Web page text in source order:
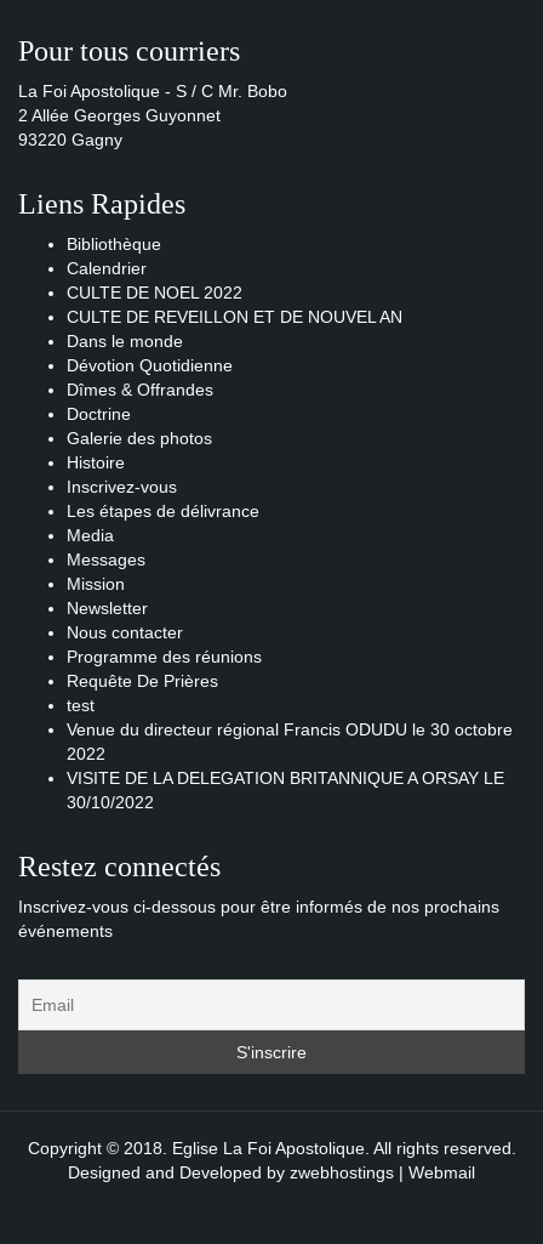
Pour tous courriers
La Foi Apostolique - S / C Mr. Bobo
2 Allée Georges Guyonnet
93220 Gagny
Liens Rapides
Bibliothèque
Calendrier
CULTE DE NOEL 2022
CULTE DE REVEILLON ET DE NOUVEL AN
Dans le monde
Dévotion Quotidienne
Dîmes & Offrandes
Doctrine
Galerie des photos
Histoire
Inscrivez-vous
Les étapes de délivrance
Media
Messages
Mission
Newsletter
Nous contacter
Programme des réunions
Requête De Prières
test
Venue du directeur régional Francis ODUDU le 30 octobre
2022
VISITE DE LA DELEGATION BRITANNIQUE A ORSAY LE
30/10/2022
Restez connectés
Inscrivez-vous ci-dessous pour être informés de nos prochains
événements
Copyright © 2018. Eglise La Foi Apostolique. All rights reserved.
Designed and Developed by zwebhostings | Webmail